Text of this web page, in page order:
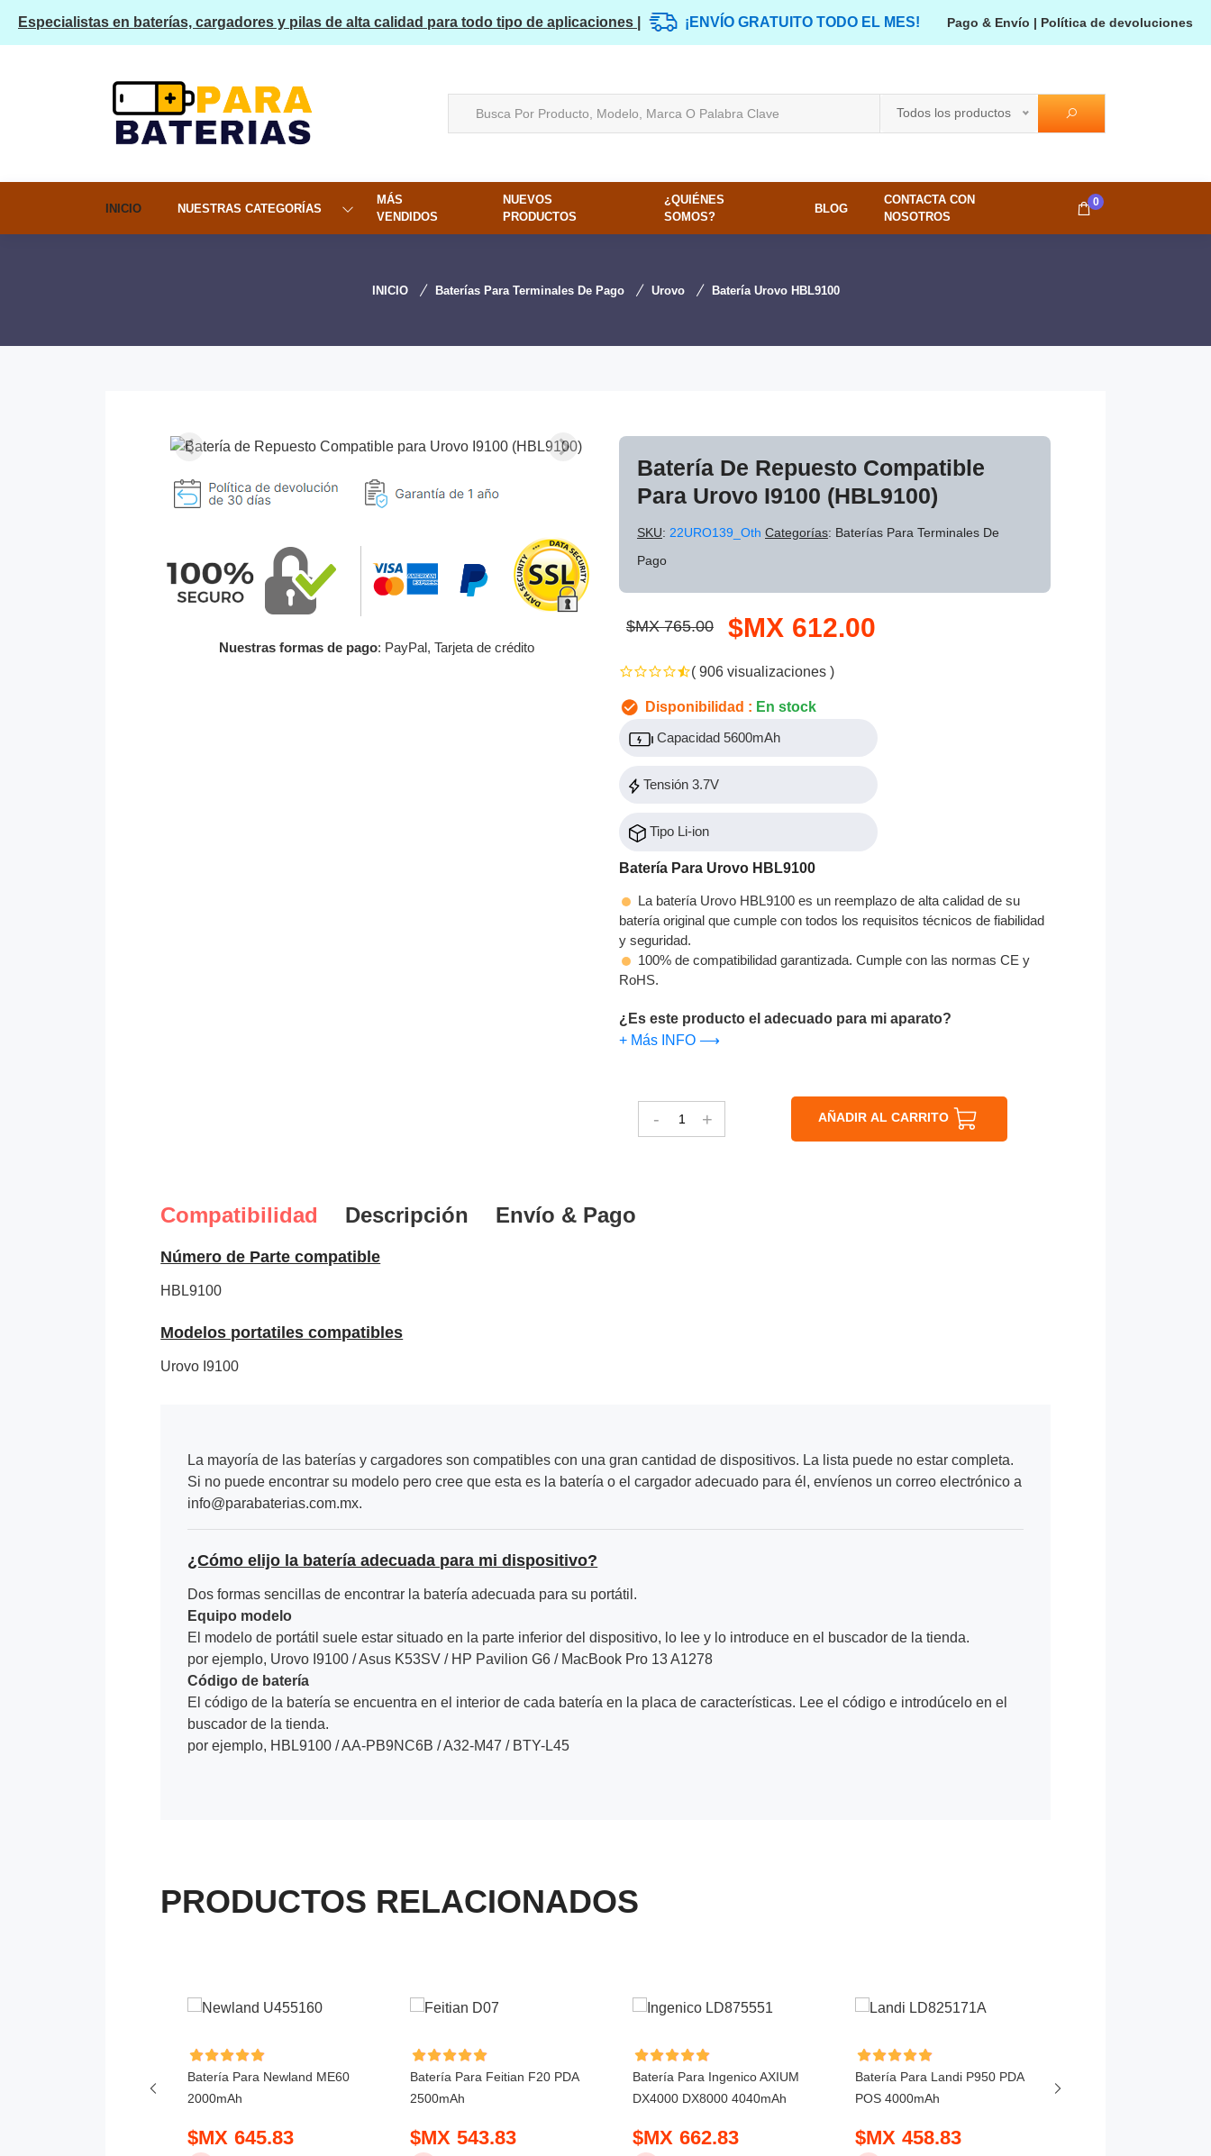
Especialistas en baterías, cargadores y pilas de alta calidad para todo tipo de aplicaciones | ¡ENVÍO GRATUITO TODO EL MES! Pago & Envío | Política de devoluciones
Todos los productos
INICIO NUESTRAS CATEGORÍAS
MÁS
VENDIDOS
NUEVOS
PRODUCTOS
¿QUIÉNES
SOMOS?
BLOG
CONTACTA CON
NOSOTROS
0
INICIO Baterías Para Terminales De Pago Urovo Batería Urovo HBL9100
Nuestras formas de pago: PayPal, Tarjeta de crédito
Batería De Repuesto Compatible
Para Urovo I9100 (HBL9100)
SKU: 22URO139_Oth Categorías: Baterías Para Terminales De
Pago
$MX 765.00 $MX 612.00
( 906 visualizaciones )
Disponibilidad : En stock
Capacidad 5600mAh
Tensión 3.7V
Tipo Li-ion
Batería Para Urovo HBL9100
La batería Urovo HBL9100 es un reemplazo de alta calidad de su
batería original que cumple con todos los requisitos técnicos de fiabilidad
y seguridad.
100% de compatibilidad garantizada. Cumple con las normas CE y
RoHS.
¿Es este producto el adecuado para mi aparato?
+ Más INFO ⟶
- + AÑADIR AL CARRITO
Compatibilidad Descripción Envío & Pago
Número de Parte compatible
HBL9100
Modelos portatiles compatibles
Urovo I9100
La mayoría de las baterías y cargadores son compatibles con una gran cantidad de dispositivos. La lista puede no estar completa.
Si no puede encontrar su modelo pero cree que esta es la batería o el cargador adecuado para él, envíenos un correo electrónico a
info@parabaterias.com.mx.
¿Cómo elijo la batería adecuada para mi dispositivo?
Dos formas sencillas de encontrar la batería adecuada para su portátil.
Equipo modelo
El modelo de portátil suele estar situado en la parte inferior del dispositivo, lo lee y lo introduce en el buscador de la tienda.
por ejemplo, Urovo I9100 / Asus K53SV / HP Pavilion G6 / MacBook Pro 13 A1278
Código de batería
El código de la batería se encuentra en el interior de cada batería en la placa de características. Lee el código e introdúcelo en el
buscador de la tienda.
por ejemplo, HBL9100 / AA-PB9NC6B / A32-M47 / BTY-L45
PRODUCTOS RELACIONADOS
Batería Para Newland ME60
2000mAh
$MX 645.83
Batería Para Feitian F20 PDA
2500mAh
$MX 543.83
Batería Para Ingenico AXIUM
DX4000 DX8000 4040mAh
$MX 662.83
Batería Para Landi P950 PDA
POS 4000mAh
$MX 458.83